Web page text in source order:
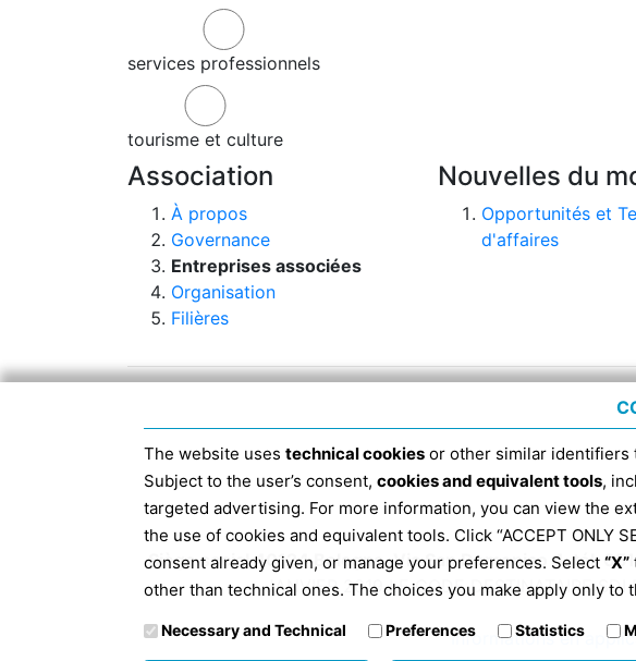
services professionnels
tourisme et culture
Association
À propos
Governance
Entreprises associées
Organisation
Filières
Nouvelles du
Opportunités et
d'affaires
Siège social 40124 Bologne, Via San Domenico 4, tél.
JANVIER 2019 LE CODE DESTINATAIRE SDI
Informations en
The website uses technical cookies or other similar identifiers
Subject to the user’s consent, cookies and equivalent tools,
targeted advertising. For more information, you can view the
the use of cookies and equivalent tools. Click “ACCEPT ONLY
consent already given, or manage your preferences. Select “X”
other than technical ones. The choices you make apply only
Necessary and Technical Preferences Statistics